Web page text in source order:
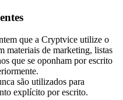
que a Cryptvice utilize o
materiais de marketing, listas
que se oponham por escrito
são utilizados para
explícito por escrito.